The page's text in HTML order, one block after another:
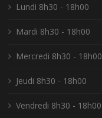
Lundi 8h30 - 18h00
Mardi 8h30 - 18h00
Mercredi 8h30 - 18h00
Jeudi 8h30 - 18h00
Vendredi 8h30 - 18h00